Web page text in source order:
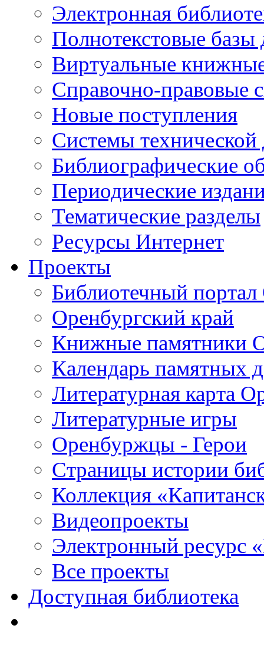
Электронная
Полнотекстовые
Виртуальные
Справочно-правовые
Новые поступления
Cистемы
Библиографические
Периодические
Тематические разделы
Ресурсы Интернет
Проекты
Библиотечный портал
Оренбургский край
Книжные памятники
Календарь памятных
Литературная карта
Литературные игры
Оренбуржцы - Герои
Страницы истории
Коллекция
Видеопроекты
Электронный ресурс
Все проекты
Доступная библиотека